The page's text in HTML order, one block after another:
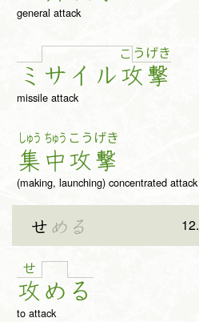
general attack
ミ サ イ ル
こ う
攻
げき
撃
missile attack
しゅう
集
ちゅう
中
こう
攻
げき
撃
(making, launching) concentrated
せ める
せ
攻め る
to attack